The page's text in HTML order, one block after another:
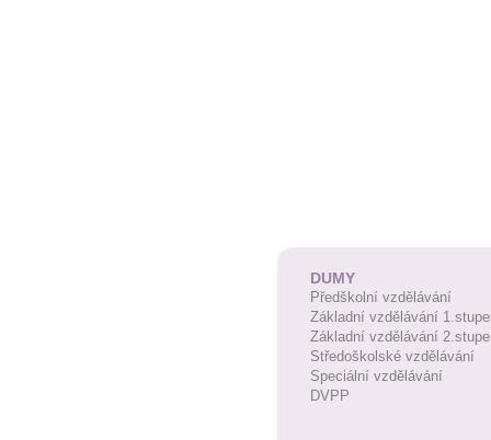
DUMY
Předškolní vzdělávání
Základní vzdělávání
Základní vzdělávání
Středoškolské vzdělávání
Speciální vzdělávání
DVPP